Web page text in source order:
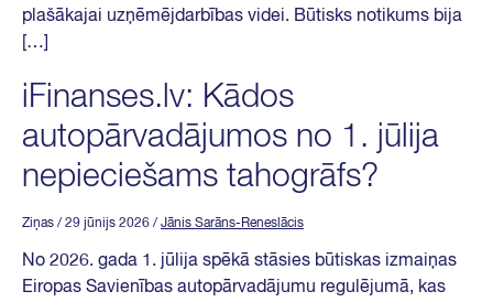
plašākajai uzņēmējdarbības videi. Būtisks notikums bija
[…]
iFinanses.lv: Kādos
autopārvadājumos no 1. jūlija
nepieciešams tahogrāfs?
Ziņas / 29 jūnijs 2026 / Jānis Sarāns-Reneslācis
No 2026. gada 1. jūlija spēkā stāsies būtiskas izmaiņas
Eiropas Savienības autopārvadājumu regulējumā, kas